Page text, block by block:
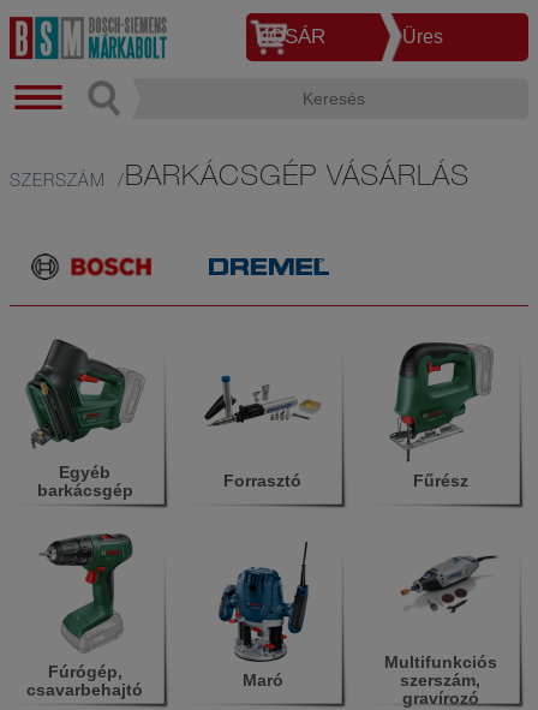
KOSÁR Üres
SZERSZÁM BARKÁCSGÉP VÁSÁRLÁS
Egyéb
barkácsgép
Forrasztó Fűrész
Fúrógép,
csavarbehajtó
Maró
Multifunkciós
szerszám,
gravírozó